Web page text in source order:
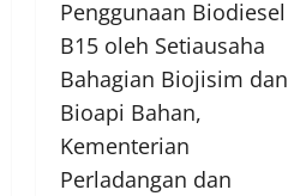
Penggunaan Biodiesel
B15 oleh Setiausaha
Bahagian Biojisim dan
Bioapi Bahan,
Kementerian
Perladangan dan